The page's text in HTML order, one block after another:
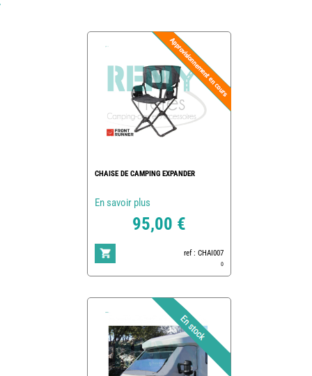
CHAISE DE CAMPING EXPANDER
En savoir plus
95,00 €
ref : CHAI007
0